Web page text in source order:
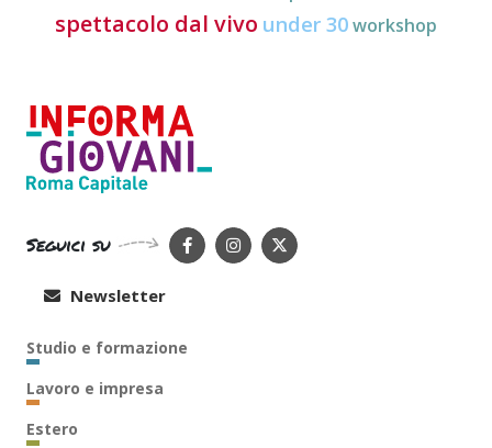
spettacolo dal vivo under 30workshop
Seguici su
Newsletter
Studio e formazione
Lavoro e impresa
Estero